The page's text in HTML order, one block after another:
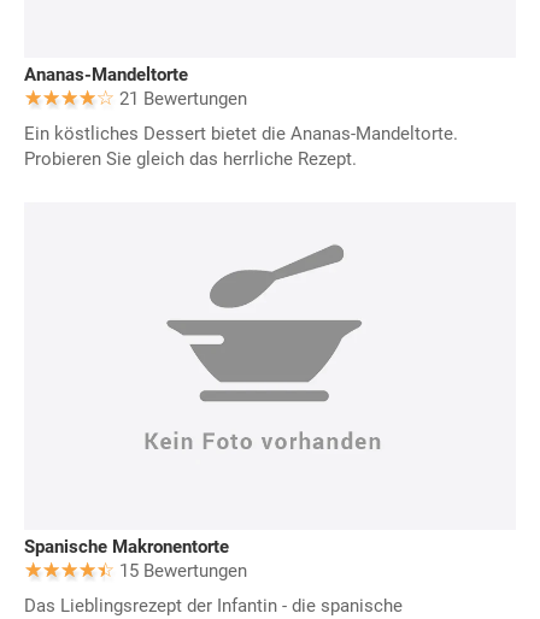
Ananas-Mandeltorte
21 Bewertungen
Ein köstliches Dessert bietet die Ananas-Mandeltorte.
Probieren Sie gleich das herrliche Rezept.
Spanische Makronentorte
15 Bewertungen
Das Lieblingsrezept der Infantin - die spanische